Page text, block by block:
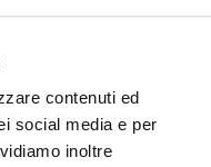
contenuti ed
social media e per
inoltre